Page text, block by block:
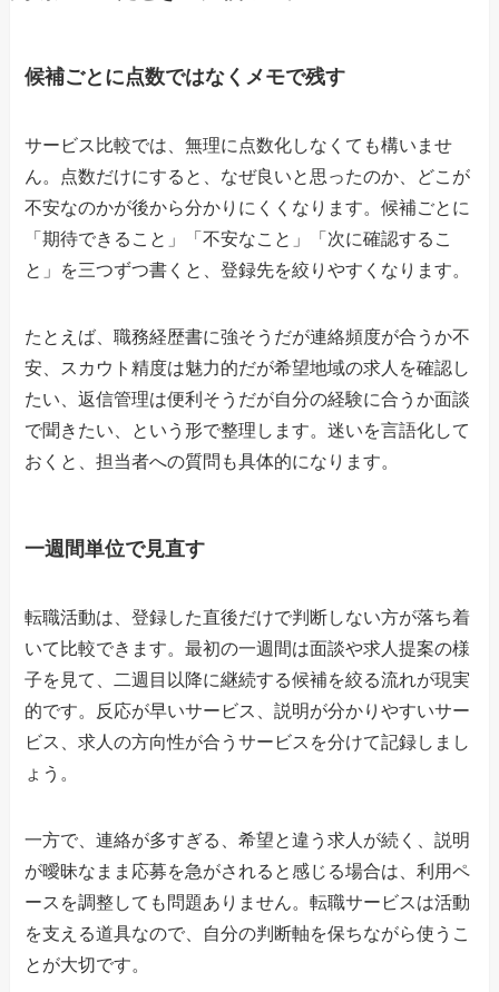
候補ごとに点数ではなくメモで残す
サービス比較では、無理に点数化しなくても構いませ
ん。点数だけにすると、なぜ良いと思ったのか、どこが
不安なのかが後から分かりにくくなります。候補ごとに
「期待できること」「不安なこと」「次に確認するこ
と」を三つずつ書くと、登録先を絞りやすくなります。
たとえば、職務経歴書に強そうだが連絡頻度が合うか不
安、スカウト精度は魅力的だが希望地域の求人を確認し
たい、返信管理は便利そうだが自分の経験に合うか面談
で聞きたい、という形で整理します。迷いを言語化して
おくと、担当者への質問も具体的になります。
一週間単位で見直す
転職活動は、登録した直後だけで判断しない方が落ち着
いて比較できます。最初の一週間は面談や求人提案の様
子を見て、二週目以降に継続する候補を絞る流れが現実
的です。反応が早いサービス、説明が分かりやすいサー
ビス、求人の方向性が合うサービスを分けて記録しまし
ょう。
一方で、連絡が多すぎる、希望と違う求人が続く、説明
が曖昧なまま応募を急がされると感じる場合は、利用ペ
ースを調整しても問題ありません。転職サービスは活動
を支える道具なので、自分の判断軸を保ちながら使うこ
とが大切です。